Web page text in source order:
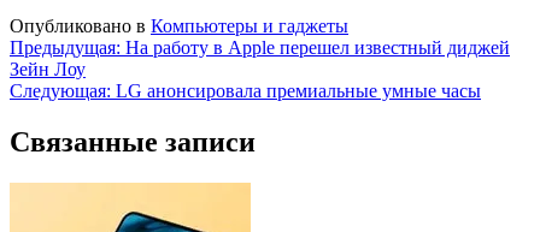
Опубликовано в Компьютеры и гаджеты
Навигация
по
Предыдущая: На работу в Apple перешел известный диджей
Зейн Лоу
Следующая: LG анонсировала премиальные умные часы
Связанные записи